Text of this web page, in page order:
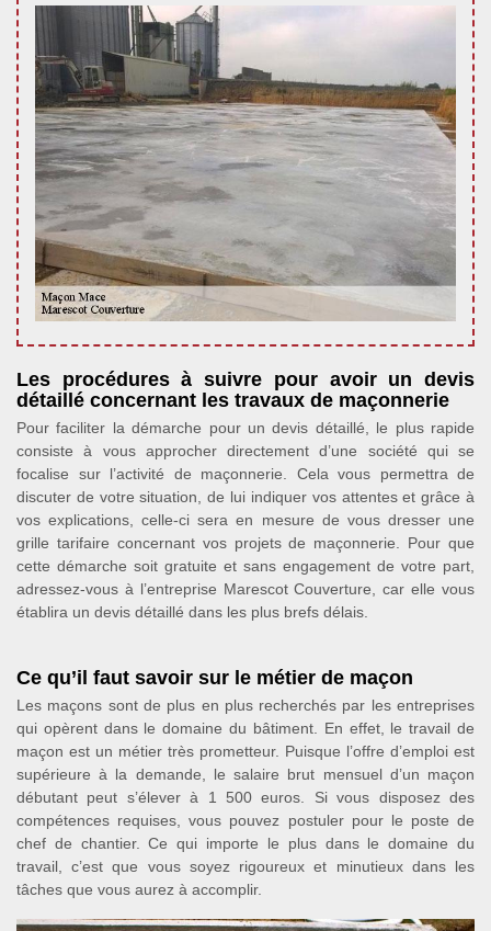
Les procédures à suivre pour avoir un devis
détaillé concernant les travaux de maçonnerie
Pour faciliter la démarche pour un devis détaillé, le plus rapide
consiste à vous approcher directement d’une société qui se
focalise sur l’activité de maçonnerie. Cela vous permettra de
discuter de votre situation, de lui indiquer vos attentes et grâce à
vos explications, celle-ci sera en mesure de vous dresser une
grille tarifaire concernant vos projets de maçonnerie. Pour que
cette démarche soit gratuite et sans engagement de votre part,
adressez-vous à l’entreprise Marescot Couverture, car elle vous
établira un devis détaillé dans les plus brefs délais.
Ce qu’il faut savoir sur le métier de maçon
Les maçons sont de plus en plus recherchés par les entreprises
qui opèrent dans le domaine du bâtiment. En effet, le travail de
maçon est un métier très prometteur. Puisque l’offre d’emploi est
supérieure à la demande, le salaire brut mensuel d’un maçon
débutant peut s’élever à 1 500 euros. Si vous disposez des
compétences requises, vous pouvez postuler pour le poste de
chef de chantier. Ce qui importe le plus dans le domaine du
travail, c’est que vous soyez rigoureux et minutieux dans les
tâches que vous aurez à accomplir.